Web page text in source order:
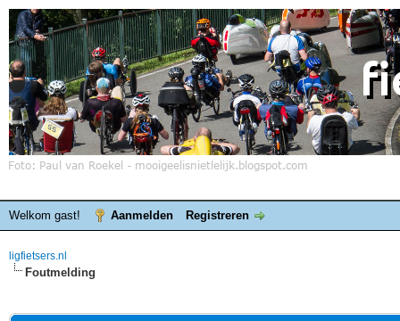
Welkom gast! Aanmelden Registreren
ligfietsers.nl
Foutmelding